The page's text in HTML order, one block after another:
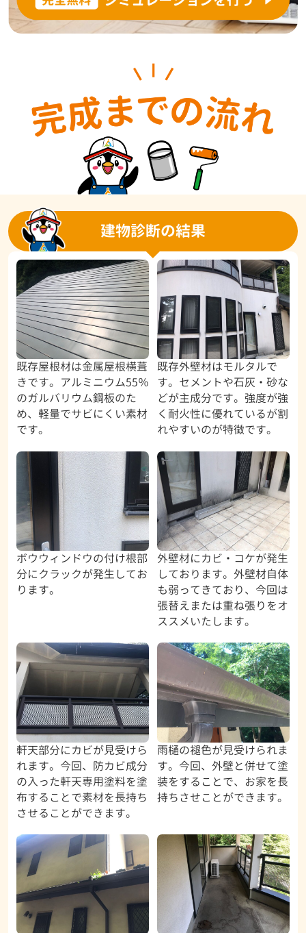
建物診断の結果
既存屋根材は金属屋根横葺
きです。アルミニウム55％
のガルバリウム鋼板のた
め、軽量でサビにくい素材
です。
既存外壁材はモルタルで
す。セメントや石灰・砂な
どが主成分です。強度が強
く耐火性に優れているが割
れやすいのが特徴です。
ボウウィンドウの付け根部
分にクラックが発生してお
ります。
外壁材にカビ・コケが発生
しております。外壁材自体
も弱ってきており、今回は
張替えまたは重ね張りをオ
ススメいたします。
軒天部分にカビが見受けら
れます。今回、防カビ成分
の入った軒天専用塗料を塗
布することで素材を長持ち
させることができます。
雨樋の褪色が見受けられま
す。今回、外壁と併せて塗
装をすることで、お家を長
持ちさせことができます。